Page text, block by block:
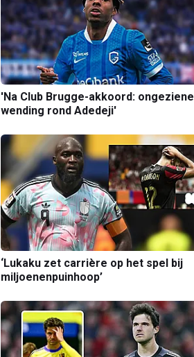
'Na Club Brugge-akkoord: ongeziene
wending rond Adedeji'
‘Lukaku zet carrière op het spel bij
miljoenenpuinhoop’